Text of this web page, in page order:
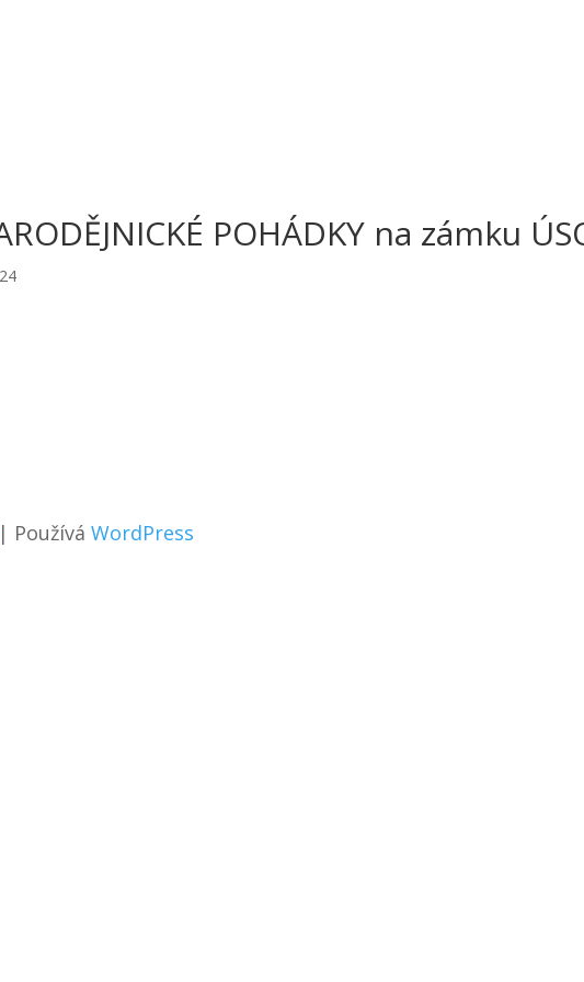
POHÁDKY na zámku
| PoužíváWordPress